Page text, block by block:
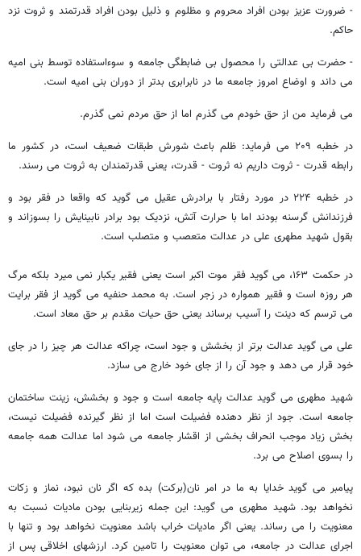
- ضرورت عزیز بودن افراد محروم و مظلوم و ذلیل بودن افراد قدرتمند و ثروت نزد
حاکم.
- حضرت بی عدالتی را محصول بی ضابطگی جامعه و سوءاستفاده توسط بنی امیه
می داند و اوضاع امروز جامعه ما در نابرابری بدتر از دوران بنی امیه است.
می فرماید من از حق خودم می گذرم اما از حق مردم نمی گذرم.
در خطبه ۲۰۹ می فرماید: ظلم باعث شورش طبقات ضعیف است، در کشور ما
رابطه قدرت - ثروت داریم نه ثروت - قدرت، یعنی قدرتمندان به ثروت می رسند.
در خطبه ۲۲۴ در مورد رفتار با برادرش عقیل می گوید که واقعا در فقر بود و
فرزندانش گرسنه بودند اما با حرارت آتش، نزدیک بود برادر نابینایش را بسوزاند و
بقول شهید مطهری علی در عدالت متعصب و متصلب است.
در حکمت ۱۶۳، می گوید فقر موت اکبر است یعنی فقیر یکبار نمی میرد بلکه مرگ
هر روزه است و فقیر همواره در زجر است. به محمد حنفیه می گوید از فقر برایت
می ترسم که دینت را آسیب برساند یعنی حق حیات مقدم بر حق معاد است.
علی می گوید عدالت برتر از بخشش و جود است، چراکه عدالت هر چیز را در جای
خود قرار می دهد و جود آن را از جای خود خارج می سازد.
شهید مطهری می گوید عدالت پایه جامعه است و جود و بخشش، زینت ساختمان
جامعه است. جود از نظر دهنده فضیلت است اما از نظر گیرنده فضیلت نیست،
بخش زیاد موجب انحراف بخشی از اقشار جامعه می شود اما عدالت همه جامعه
را بسوی اصلاح می برد.
پیامبر می گوید خدایا به ما در امر نان(برکت) بده که اگر نان نبود، نماز و زکات
نخواهد بود. شهید مطهری می گوید: این جمله زیربنایی بودن مادیات نسبت به
معنویت را می رساند. یعنی اگر مادیات خراب باشد معنویت نخواهد بود و تنها با
اجرای عدالت در جامعه، می توان معنویت را تامین کرد. ارزشهای اخلاقی پس از